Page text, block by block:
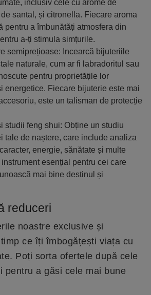
inclusiv cele cu arome de
santal, și citronella. Fiecare aroma
pentru a îmbunătăți atmosfera din
a-ți stimula simțurile.
semiprețioase: Incearcă bijuteriile
naturale, cum ar fi labradoritul sau
pentru proprietățile lor
energetice. Fiecare bijuterie este mai
este un talisman de protecție
studii feng shui: Obține un studiu
tale de naștere, care include analiza
energie, sănătate și multe
esențial pentru cei care
mai bine destinul și
reduceri
noastre exclusive și
ce îți îmbogățești viața cu
Poți sorta ofertele după cele
pentru a găsi cele mai bune